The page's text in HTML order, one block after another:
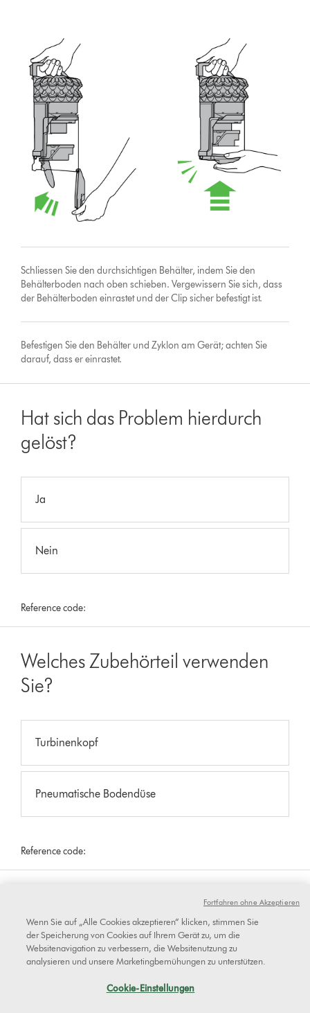
Schliessen Sie den durchsichtigen Behälter, indem Sie den
Behälterboden nach oben schieben. Vergewissern Sie sich, dass
der Behälterboden einrastet und der Clip sicher befestigt ist.
Befestigen Sie den Behälter und Zyklon am Gerät; achten Sie
darauf, dass er einrastet.
Hat sich das Problem hierdurch
gelöst?
Ja
Nein
Reference code:
Welches Zubehörteil verwenden
Sie?
Turbinenkopf
Pneumatische Bodendüse
Reference code:
Entfernen Sie die Bodendüse und schalten Sie das Gerät ein.
Wenn Sie auf „Alle Cookies akzeptieren“ klicken, stimmen Sie
der Speicherung von Cookies auf Ihrem Gerät zu, um die
Websitenavigation zu verbessern, die Websitenutzung zu
analysieren und unsere Marketingbemühungen zu unterstützen.
Cookie-Einstellungen
Fortfahren ohne Akzeptieren